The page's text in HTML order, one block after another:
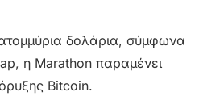
δολάρια, σύμφωνα
η Marathon παραμένει
Bitcoin.